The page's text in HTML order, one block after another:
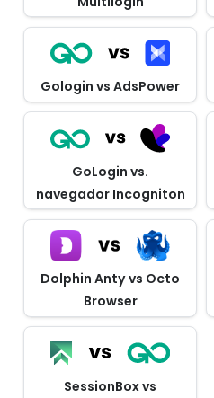
Gologin vs AdsPower
GoLogin vs.
navegador Incogniton
Dolphin Anty vs Octo
Browser
SessionBox vs